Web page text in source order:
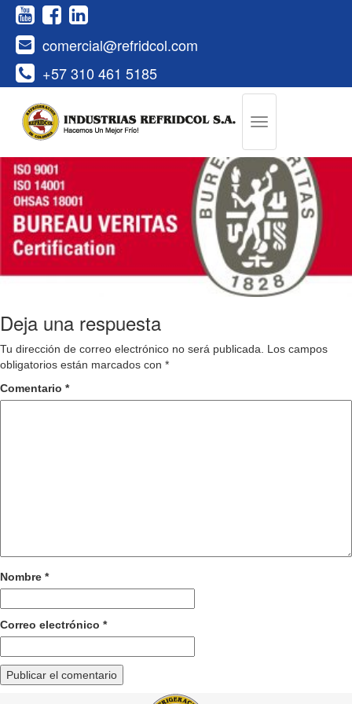
+57 310 461 5185
comercial@refridcol.com
Deja una respuesta
Tu dirección de correo electrónico no será publicada.
Los campos
obligatorios están marcados con *
Comentario *
Nombre *
Correo electrónico *